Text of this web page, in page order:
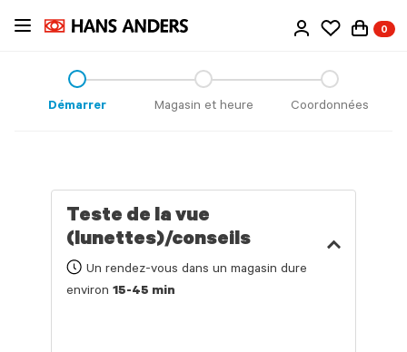
Passer
principal
0
Démarrer Magasin et heure Coordonnées
Teste de la vue
(lunettes)/conseils
Un rendez-vous dans un magasin dure
environ 15-45 min